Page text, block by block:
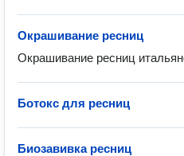
Окрашивание ресниц
Окрашивание ресниц
Ботокс для ресниц
Биозавивка ресниц